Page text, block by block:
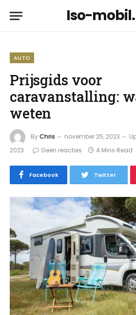
Iso-
AUTO
Prijsgids voor
caravanstalling:
weten
ByChris november 25, 2023
2023
Geen reacties 4 Mins Read
Facebook Twitter